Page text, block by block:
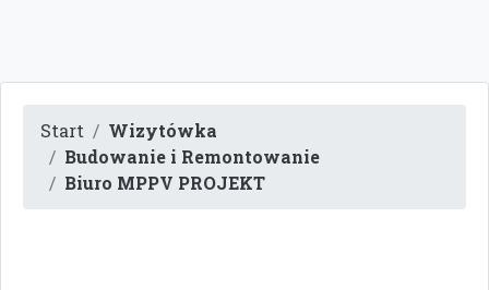
Start
Wizytówka
Budowanie i Remontowanie
Biuro MPPV PROJEKT